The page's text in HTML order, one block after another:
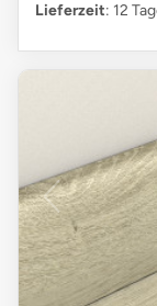
Lieferzeit: 12